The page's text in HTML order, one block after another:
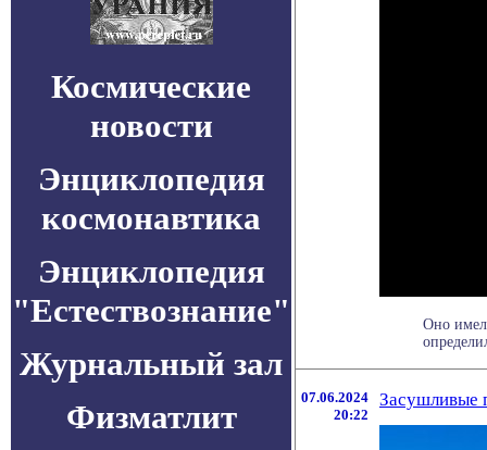
Космические
новости
Энциклопедия
космонавтика
Энциклопедия
"Естествознание"
Журнальный зал
Физматлит
Оно
07.06.2024
20:22
Засушливые